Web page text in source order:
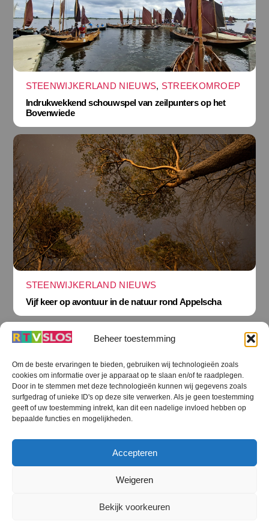
Beheer toestemming
Om de beste ervaringen te bieden, gebruiken wij technologieën zoals
cookies om informatie over je apparaat op te slaan en/of te raadplegen.
Door in te stemmen met deze technologieën kunnen wij gegevens zoals
surfgedrag of unieke ID's op deze site verwerken. Als je geen toestemming
geeft of uw toestemming intrekt, kan dit een nadelige invloed hebben op
bepaalde functies en mogelijkheden.
Accepteren
Weigeren
Bekijk voorkeuren
STEENWIJKERLAND NIEUWS, STREEKOMROEP
Indrukwekkend schouwspel van zeilpunters op het
Bovenwiede
STEENWIJKERLAND NIEUWS
Vijf keer op avontuur in de natuur rond Appelscha
Terug
naar
boven
RTV SLOS
RTV SLOS ANBI